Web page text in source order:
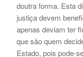
doutra forma. Esta
justiça devem
apenas deviam ter
que são quem
Estado, pois pode-